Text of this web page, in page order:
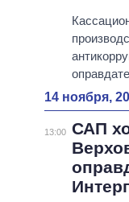
14 ноября,
13:00 САП